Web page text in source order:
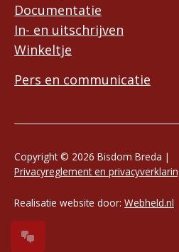
Documentatie
In- en uitschrijven
Winkeltje
Pers en communicatie
Copyright © 2026 Bisdom Breda |
Privacyreglement en
Realisatie website door: Webheld.nl